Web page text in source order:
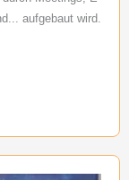
aufgebaut wird.